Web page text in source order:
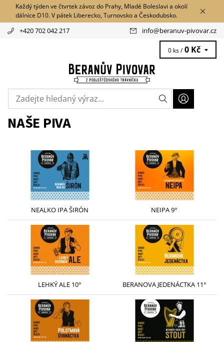
Každý týden ve čtvrtek závoz do Prahy, Mladé Boleslavi a okolí
dálnice D10. V pátek Liberecko, Turnovsko a Českodubsko.
+420 702 042 217 info@beranuv-pivovar.cz
0 ks / 0 Kč
NAŠE PIVA
NEALKO IPA ŠIRÓN NEIPA 9°
LEHKÝ ALE 10° BERANOVA JEDENÁCTKA 11°